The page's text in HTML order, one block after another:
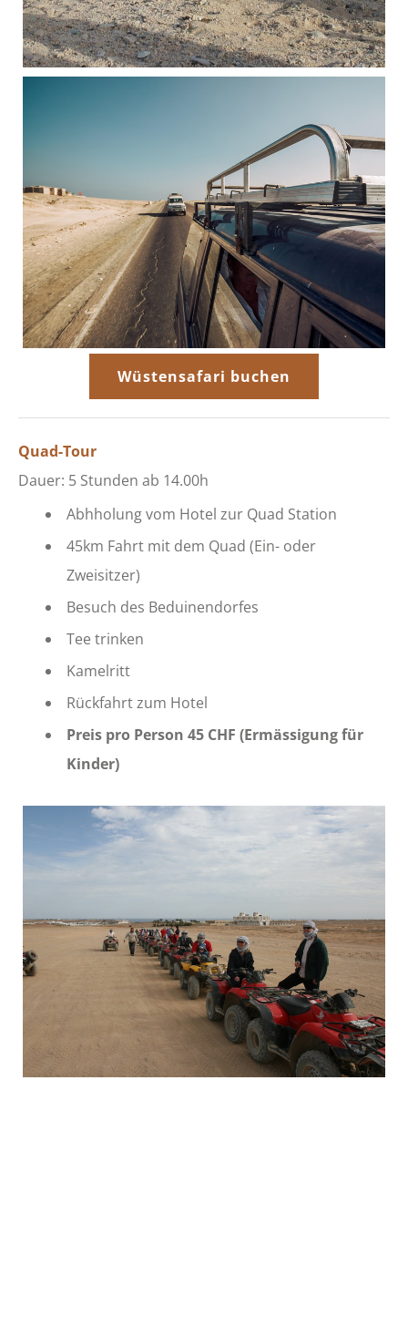
Wüstensafari buchen
Quad-Tour
Dauer: 5 Stunden ab 14.00h
Abhholung vom Hotel zur Quad Station
45km Fahrt mit dem Quad (Ein- oder
Zweisitzer)
Besuch des Beduinendorfes
Tee trinken
Kamelritt
Rückfahrt zum Hotel
Preis pro Person 45 CHF (Ermässigung für
Kinder)